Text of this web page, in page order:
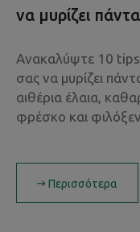
να μυρίζει
Ανακαλύψτε 10 tips
σας να μυρίζει
αιθέρια έλαια,
φρέσκο και
Περισσότερα